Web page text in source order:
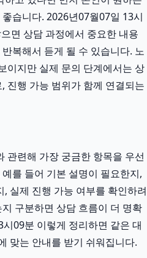
습니다. 2026년07월07일 13시
면 상담 과정에서 중요한 내용
복해서 듣게 될 수 있습니다. 노
이지만 실제 문의 단계에서는 상
진행 가능 범위가 함께 연결되는
관련해 가장 궁금한 항목을 우선
를 들어 기본 설명이 필요한지,
실제 진행 가능 여부를 확인하려
구분하면 상담 흐름이 더 명확
09분 이렇게 정리하면 같은 대
맞는 안내를 받기 쉬워집니다.